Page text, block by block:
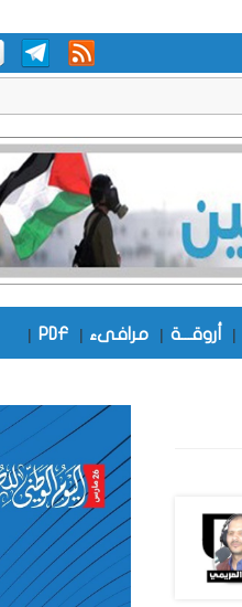
| أروقـــة | مرافىء |
PDF
|